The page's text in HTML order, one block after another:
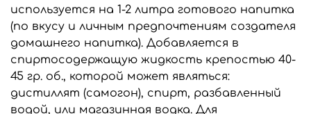
используется на 1-2 литра готового напитка
(по вкусу и личным предпочтениям создателя
домашнего напитка). Добавляется в
спиртосодержащую жидкость крепостью 40-
45 гр. об., которой может являться:
дистиллят (самогон), спирт, разбавленный
водой, или магазинная водка. Для